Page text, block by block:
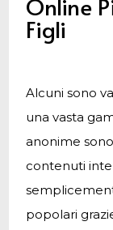
Figli
Alcuni sono
una vasta
anonime
contenuti
popolari